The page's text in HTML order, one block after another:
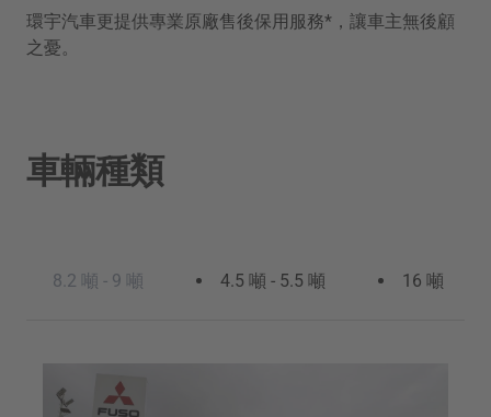
Rosa
Quick Links - Chinese (Traditional)
原廠服務
FUSO 超值零件
正廠化學品
關於我們
企業及車隊銷售
新聞稿
聯絡我們
English
環宇汽車更提供專業原廠售後保用服務*，讓車主無後顧
之憂。
車輛種類
8.2 噸 - 9 噸 4.5 噸 - 5.5 噸 16 噸